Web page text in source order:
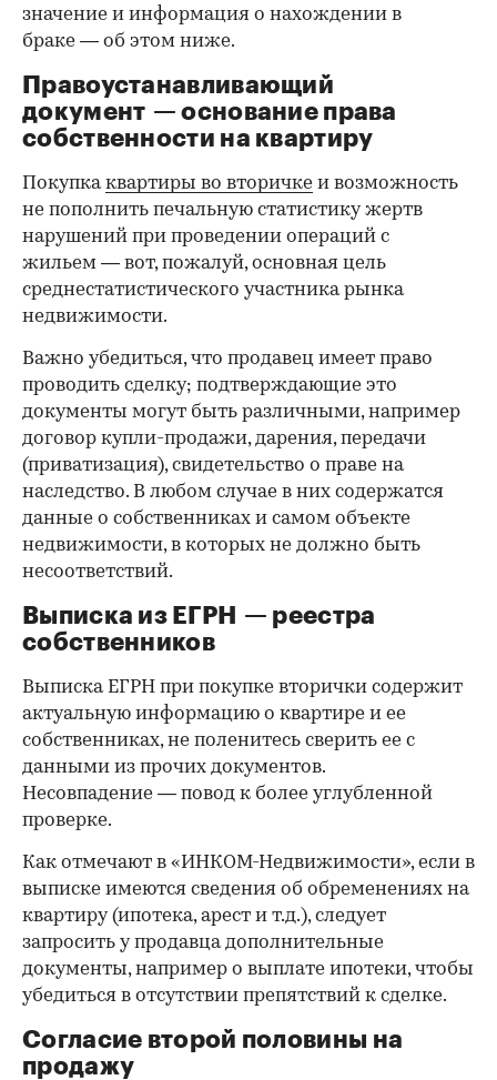
00:00 / 00:00
значение и информация о нахождении в
браке — об этом ниже.
Правоустанавливающий
документ — основание права
собственности на квартиру
Покупкаквартиры во вторичке и возможность
не пополнить печальную статистику жертв
нарушений при проведении операций с
жильем — вот, пожалуй, основная цель
среднестатистического участника рынка
недвижимости.
Важно убедиться, что продавец имеет право
проводить сделку; подтверждающие это
документы могут быть различными, например
договор купли-продажи, дарения, передачи
(приватизация), свидетельство о праве на
наследство. В любом случае в них содержатся
данные о собственниках и самом объекте
недвижимости, в которых не должно быть
несоответствий.
Выписка из ЕГРН — реестра
собственников
Выписка ЕГРН при покупке вторички содержит
актуальную информацию о квартире и ее
собственниках, не поленитесь сверить ее с
данными из прочих документов.
Несовпадение — повод к более углубленной
проверке.
Как отмечают в «ИНКОМ-Недвижимости», если в
выписке имеются сведения об обременениях на
квартиру (ипотека, арест и т.д.), следует
запросить у продавца дополнительные
документы, например о выплате ипотеки, чтобы
убедиться в отсутствии препятствий к сделке.
Согласие второй половины на
продажу